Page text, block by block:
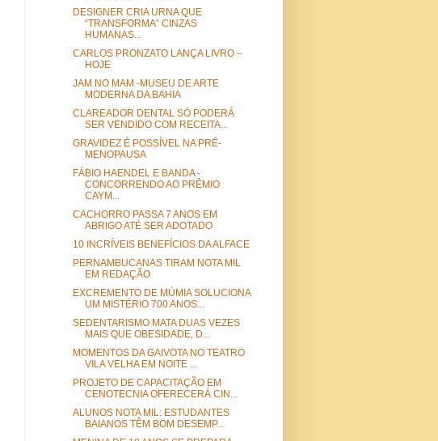
DESIGNER CRIA URNA QUE
“TRANSFORMA” CINZAS
HUMANAS...
CARLOS PRONZATO LANÇA LIVRO –
HOJE
JAM NO MAM -MUSEU DE ARTE
MODERNA DA BAHIA
CLAREADOR DENTAL SÓ PODERÁ
SER VENDIDO COM RECEITA...
GRAVIDEZ É POSSÍVEL NA PRÉ-
MENOPAUSA
FÁBIO HAENDEL E BANDA -
CONCORRENDO AO PRÊMIO
CAYM...
CACHORRO PASSA 7 ANOS EM
ABRIGO ATÉ SER ADOTADO
10 INCRÍVEIS BENEFÍCIOS DA ALFACE
PERNAMBUCANAS TIRAM NOTA MIL
EM REDAÇÃO
EXCREMENTO DE MÚMIA SOLUCIONA
UM MISTÉRIO 700 ANOS...
SEDENTARISMO MATA DUAS VEZES
MAIS QUE OBESIDADE, D...
MOMENTOS DA GAIVOTA NO TEATRO
VILA VELHA EM NOITE ...
PROJETO DE CAPACITAÇÃO EM
CENOTECNIA OFERECERÁ CIN...
ALUNOS NOTA MIL: ESTUDANTES
BAIANOS TÊM BOM DESEMP...